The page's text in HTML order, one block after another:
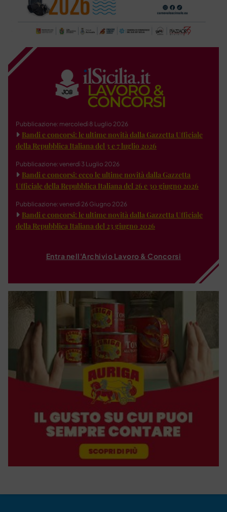
Pubblicazione: mercoledì 8 Luglio 2026
Bandi e concorsi: le ultime novità dalla Gazzetta Ufficiale
della Repubblica Italiana del 3 e 7 luglio 2026
Pubblicazione: venerdì 3 Luglio 2026
Bandi e concorsi: ecco le ultime novità dalla Gazzetta
Ufficiale della Repubblica Italiana del 26 e 30 giugno 2026
Pubblicazione: venerdì 26 Giugno 2026
Bandi e concorsi: le ultime novità dalla Gazzetta Ufficiale
della Repubblica Italiana del 23 giugno 2026
Entra nell'Archivio Lavoro & Concorsi